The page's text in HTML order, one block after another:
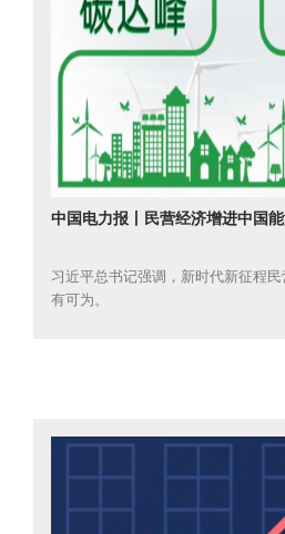
中国电力报丨民营经济增进中国
习近平总书记强调，新时代新征程
有可为。